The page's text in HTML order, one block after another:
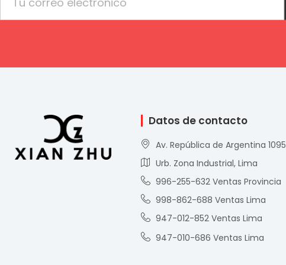
Datos de contacto
Av. República de Argentina 1095
Urb. Zona Industrial, Lima
996-255-632 Ventas Provincia
998-862-688 Ventas Lima
947-012-852 Ventas Lima
947-010-686 Ventas Lima